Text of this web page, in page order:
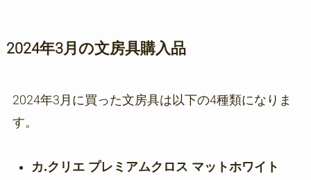
2024年3月の文房具購入品
2024年3月に買った文房具は以下の4種類になりま
す。
カ.クリエ プレミアムクロス マットホワイト